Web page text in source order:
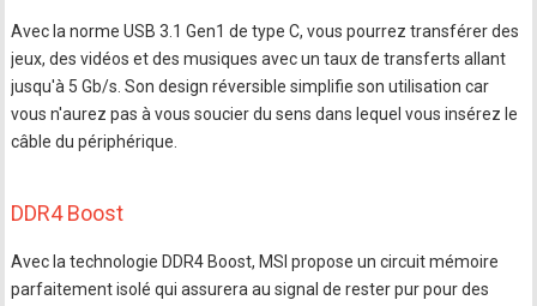
Avec la norme USB 3.1 Gen1 de type C, vous pourrez transférer des
jeux, des vidéos et des musiques avec un taux de transferts allant
jusqu'à 5 Gb/s. Son design réversible simplifie son utilisation car
vous n'aurez pas à vous soucier du sens dans lequel vous insérez le
câble du périphérique.
DDR4 Boost
Avec la technologie DDR4 Boost, MSI propose un circuit mémoire
parfaitement isolé qui assurera au signal de rester pur pour des